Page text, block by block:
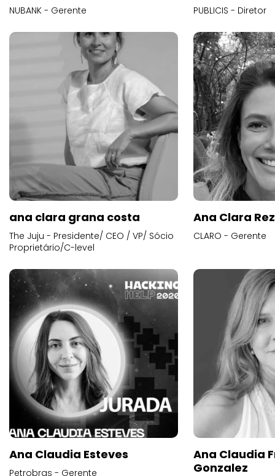
NUBANK - Gerente PUBLICIS - Diretor
ana clara grana costa
The Juju - Presidente/ CEO / VP/ Sócio
Proprietário/C-level
Ana Clara
CLARO - Gerente
Ana Claudia Esteves
Petrobras - Gerente
Ana Claudia
Gonzalez